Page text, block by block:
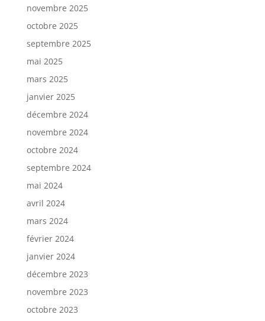
novembre 2025
octobre 2025
septembre 2025
mai 2025
mars 2025
janvier 2025
décembre 2024
novembre 2024
octobre 2024
septembre 2024
mai 2024
avril 2024
mars 2024
février 2024
janvier 2024
décembre 2023
novembre 2023
octobre 2023